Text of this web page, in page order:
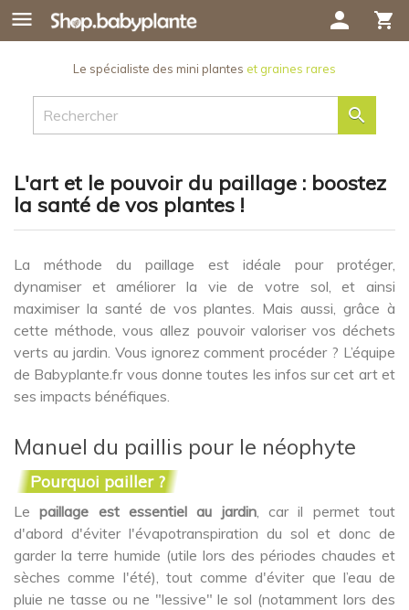
 shopping_cart
person
Le spécialiste des mini plantes et graines rares

L'art et le pouvoir du paillage : boostez
la santé de vos plantes !
La méthode du paillage est idéale pour protéger,
dynamiser et améliorer la vie de votre sol, et ainsi
maximiser la santé de vos plantes. Mais aussi, grâce à
cette méthode, vous allez pouvoir valoriser vos déchets
verts au jardin. Vous ignorez comment procéder ? L’équipe
de Babyplante.fr vous donne toutes les infos sur cet art et
ses impacts bénéfiques.
Manuel du paillis pour le néophyte
Pourquoi pailler ?
Lepaillage est essentiel au jardin, car il permet tout
d'abord d'éviter l'évapotranspiration du sol et donc de
garder la terre humide (utile lors des périodes chaudes et
sèches comme l'été), tout comme d'éviter que l’eau de
pluie ne tasse ou ne "lessive" le sol (notamment lors des